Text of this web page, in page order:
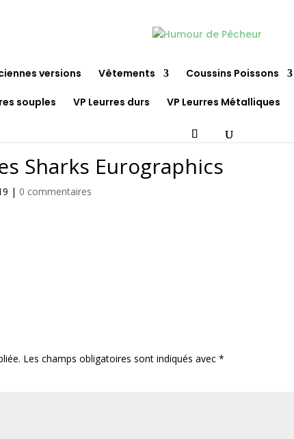
versions Vêtements Coussins Poissons
souples VP Leurres durs VP Leurres Métalliques
Sharks Eurographics
| 0 commentaires
Les champs obligatoires sont indiqués avec*